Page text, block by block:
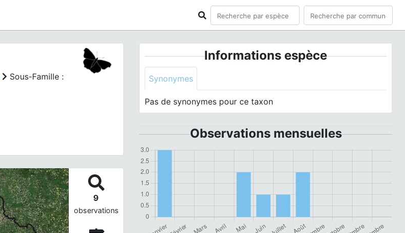
Sous-Famille :
9
observations
Informations espèce
Synonymes
Pas de synonymes pour ce taxon
Observations mensuelles